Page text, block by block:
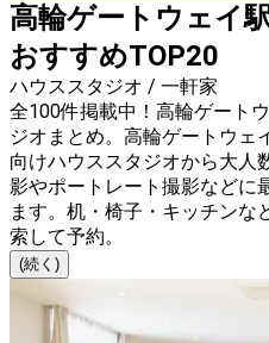
高輪ゲートウェイ
おすすめTOP20
ハウススタジオ / 一軒家
全100件掲載中！高輪ゲート
ジオまとめ。高輪ゲートウェ
向けハウススタジオから大人
影やポートレート撮影などに
ます。机・椅子・キッチンな
索して予約。
(続く)